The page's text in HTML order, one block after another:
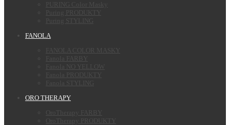
PURING Color Masky
Puring PRODUKTY
Puring STYLING
FANOLA
FANOLA COLOR MASKY
Fanola FARBY
Fanola NO YELLOW
Fanola PRODUKTY
Fanola STYLING
ORO THERAPY
OroTherapy FARBY
OroTherapy PRODUKTY